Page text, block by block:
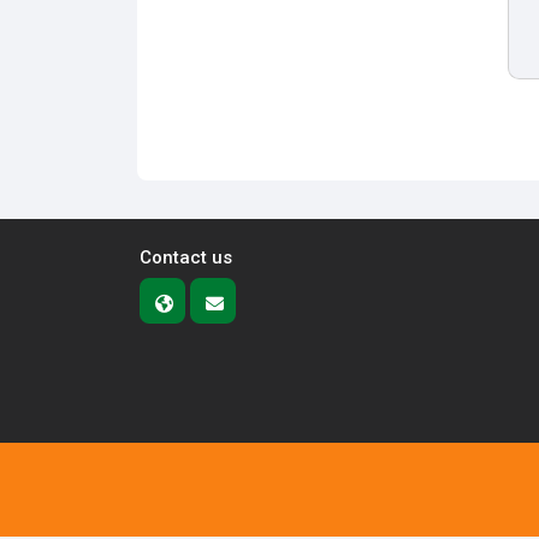
Contact us